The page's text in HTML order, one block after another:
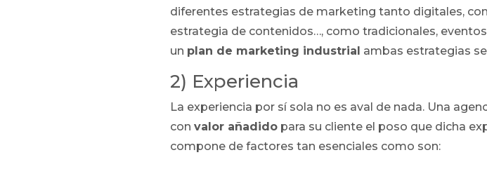
diferentes estrategias de marketing tanto digitales,
estrategia de contenidos…, como tradicionales,
un plan de marketing industrial ambas estrategias
2) Experiencia
La experiencia por sí sola no es aval de nada. Una
con valor añadidopara su cliente el poso que dicha
compone de factores tan esenciales como son: